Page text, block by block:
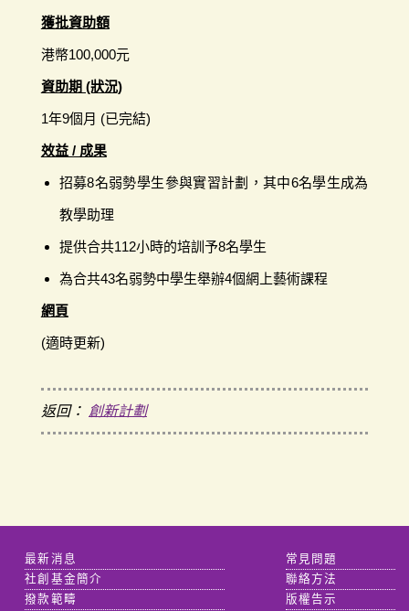
獲批資助額
港幣100,000元
資助期 (狀況)
1年9個月 (已完結)
效益 / 成果
招募8名弱勢學生參與實習計劃，其中6名學生成為
教學助理
提供合共112小時的培訓予8名學生
為合共43名弱勢中學生舉辦4個網上藝術課程
網頁
(適時更新)
返回： 創新計劃
最新消息
社創基金簡介
撥款範疇
常見問題
聯絡方法
版權告示